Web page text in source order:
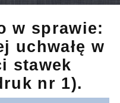
w sprawie:
uchwałę w
stawek
nr 1).